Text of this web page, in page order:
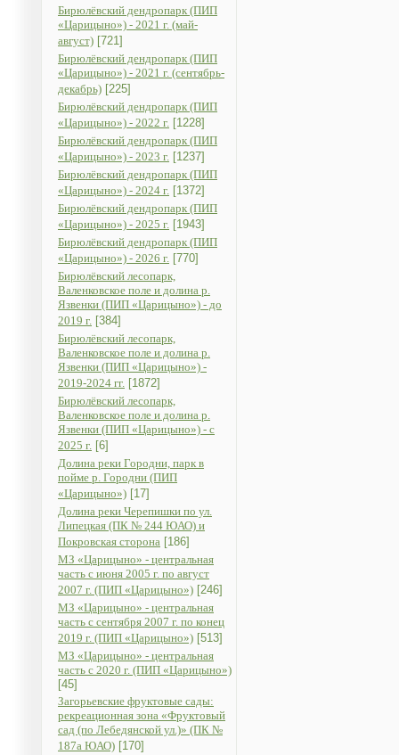
Бирюлёвский дендропарк (ПИП
«Царицыно») - 2021 г. (май-
август) [721]
Бирюлёвский дендропарк (ПИП
«Царицыно») - 2021 г. (сентябрь-
декабрь) [225]
Бирюлёвский дендропарк (ПИП
«Царицыно») - 2022 г. [1228]
Бирюлёвский дендропарк (ПИП
«Царицыно») - 2023 г. [1237]
Бирюлёвский дендропарк (ПИП
«Царицыно») - 2024 г. [1372]
Бирюлёвский дендропарк (ПИП
«Царицыно») - 2025 г. [1943]
Бирюлёвский дендропарк (ПИП
«Царицыно») - 2026 г. [770]
Бирюлёвский лесопарк,
Валенковское поле и долина р.
Язвенки (ПИП «Царицыно») - до
2019 г. [384]
Бирюлёвский лесопарк,
Валенковское поле и долина р.
Язвенки (ПИП «Царицыно») -
2019-2024 гг. [1872]
Бирюлёвский лесопарк,
Валенковское поле и долина р.
Язвенки (ПИП «Царицыно») - с
2025 г. [6]
Долина реки Городни, парк в
пойме р. Городни (ПИП
«Царицыно») [17]
Долина реки Черепишки по ул.
Липецкая (ПК № 244 ЮАО) и
Покровская сторона [186]
МЗ «Царицыно» - центральная
часть с июня 2005 г. по август
2007 г. (ПИП «Царицыно») [246]
МЗ «Царицыно» - центральная
часть с сентября 2007 г. по конец
2019 г. (ПИП «Царицыно») [513]
МЗ «Царицыно» - центральная
часть с 2020 г. (ПИП «Царицыно»)
[45]
Загорьевские фруктовые сады:
рекреационная зона «Фруктовый
сад (по Лебедянской ул.)» (ПК №
187а ЮАО) [170]